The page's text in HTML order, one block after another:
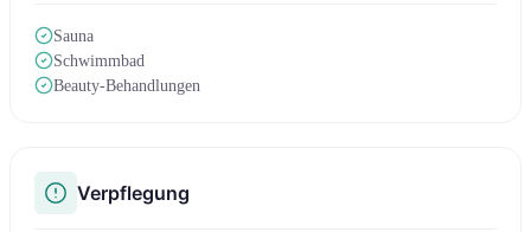
Sauna
Schwimmbad
Beauty-Behandlungen
Verpflegung